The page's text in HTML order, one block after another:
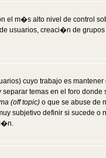
el m�s alto nivel de control
usuarios, creaci�n de
cuyo trabajo es
separar temas en el foro
(off topic) o que se abuse de
subjetivo definir si sucede